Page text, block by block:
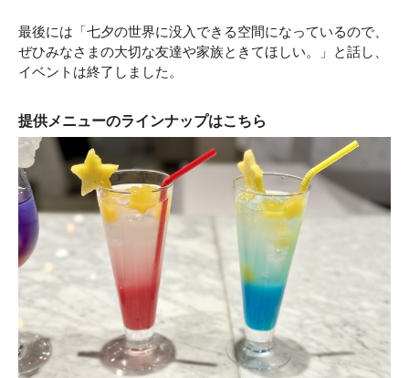
最後には「七夕の世界に没入できる空間になっているので、
ぜひみなさまの大切な友達や家族ときてほしい。」と話し、
イベントは終了しました。
提供メニューのラインナップはこちら